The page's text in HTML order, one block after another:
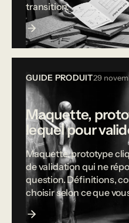
transition.
GUIDE PRODUIT29
Maquette,
lequel pour
Maquette, prototype
de validation qui ne
question. Définitions,
choisir selon ce que